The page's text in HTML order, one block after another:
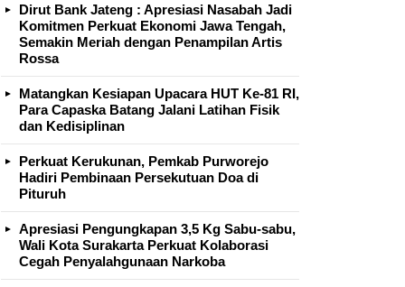
Dirut Bank Jateng : Apresiasi Nasabah Jadi
Komitmen Perkuat Ekonomi Jawa Tengah,
Semakin Meriah dengan Penampilan Artis
Rossa
Matangkan Kesiapan Upacara HUT Ke-81 RI,
Para Capaska Batang Jalani Latihan Fisik
dan Kedisiplinan
Perkuat Kerukunan, Pemkab Purworejo
Hadiri Pembinaan Persekutuan Doa di
Pituruh
Apresiasi Pengungkapan 3,5 Kg Sabu-sabu,
Wali Kota Surakarta Perkuat Kolaborasi
Cegah Penyalahgunaan Narkoba